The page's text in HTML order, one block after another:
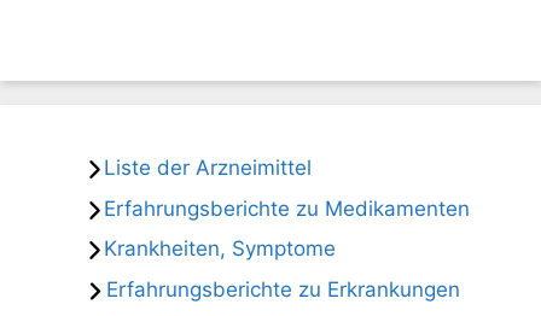
Liste der Arzneimittel
Erfahrungsberichte zu Medikamenten
Krankheiten, Symptome
Erfahrungsberichte zu Erkrankungen